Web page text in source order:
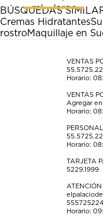
estrella
Esta
acción
abrirá
formulario
estrellas.
Esta
acción
abrirá
de
Esta
de
BÚSQUEDAS
Cremas Hidratantes
rostroMaquillaje en
VENTAS
Horario:
VENTAS
Agregar
Horario:
Horario:
TARJETA
5229.1999
Horario: